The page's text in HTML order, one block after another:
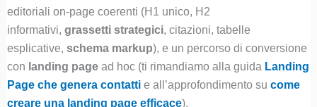
editoriali on-page coerenti (H1 unico, H2
informativi, grassetti strategici, citazioni, tabelle
esplicative, schema markup), e un percorso di conversione
con landing pagead hoc (ti rimandiamo alla guida Landing
Page che genera contattie all’approfondimento su come
creare una landing page efficace).